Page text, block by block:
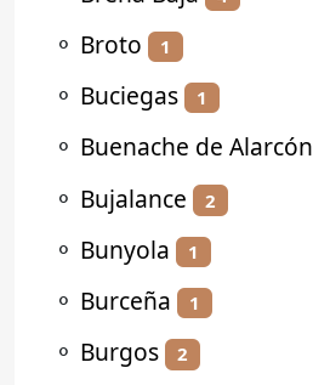
⚬ Broto 1
⚬ Buciegas 1
⚬ Buenache de Alarcón
⚬ Bujalance 2
⚬ Bunyola 1
⚬ Burceña 1
⚬ Burgos 2